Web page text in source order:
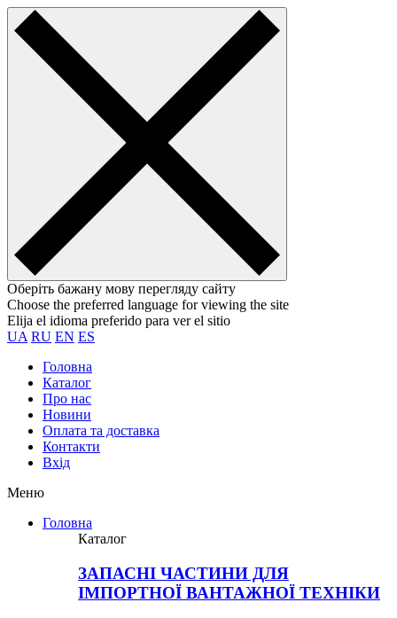
Оберіть бажану мову перегляду сайту
Choose the preferred language for viewing the site
Elija el idioma preferido para ver el sitio
UA RU EN ES
Головна
Каталог
Про нас
Новини
Оплата та доставка
Контакти
Вхiд
Меню
Головна
Каталог
ЗАПАСНІ ЧАСТИНИ ДЛЯ
ІМПОРТНОЇ ВАНТАЖНОЇ ТЕХНІКИ